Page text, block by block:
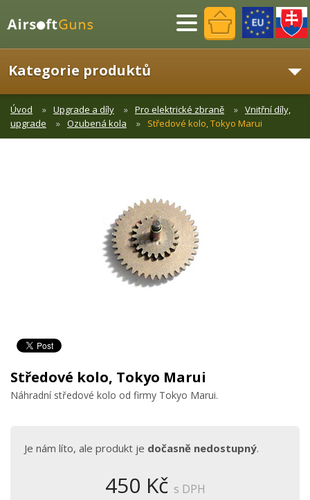
Menu
Kategorie produktů
Úvod Upgrade a díly Pro elektrické zbraně
Vnitřní díly,
upgrade
Ozubená kola Středové kolo, Tokyo Marui
Středové kolo, Tokyo Marui
Náhradní středové kolo od firmy Tokyo Marui.
Je nám líto, ale produkt je dočasně nedostupný.
450 Kč s DPH